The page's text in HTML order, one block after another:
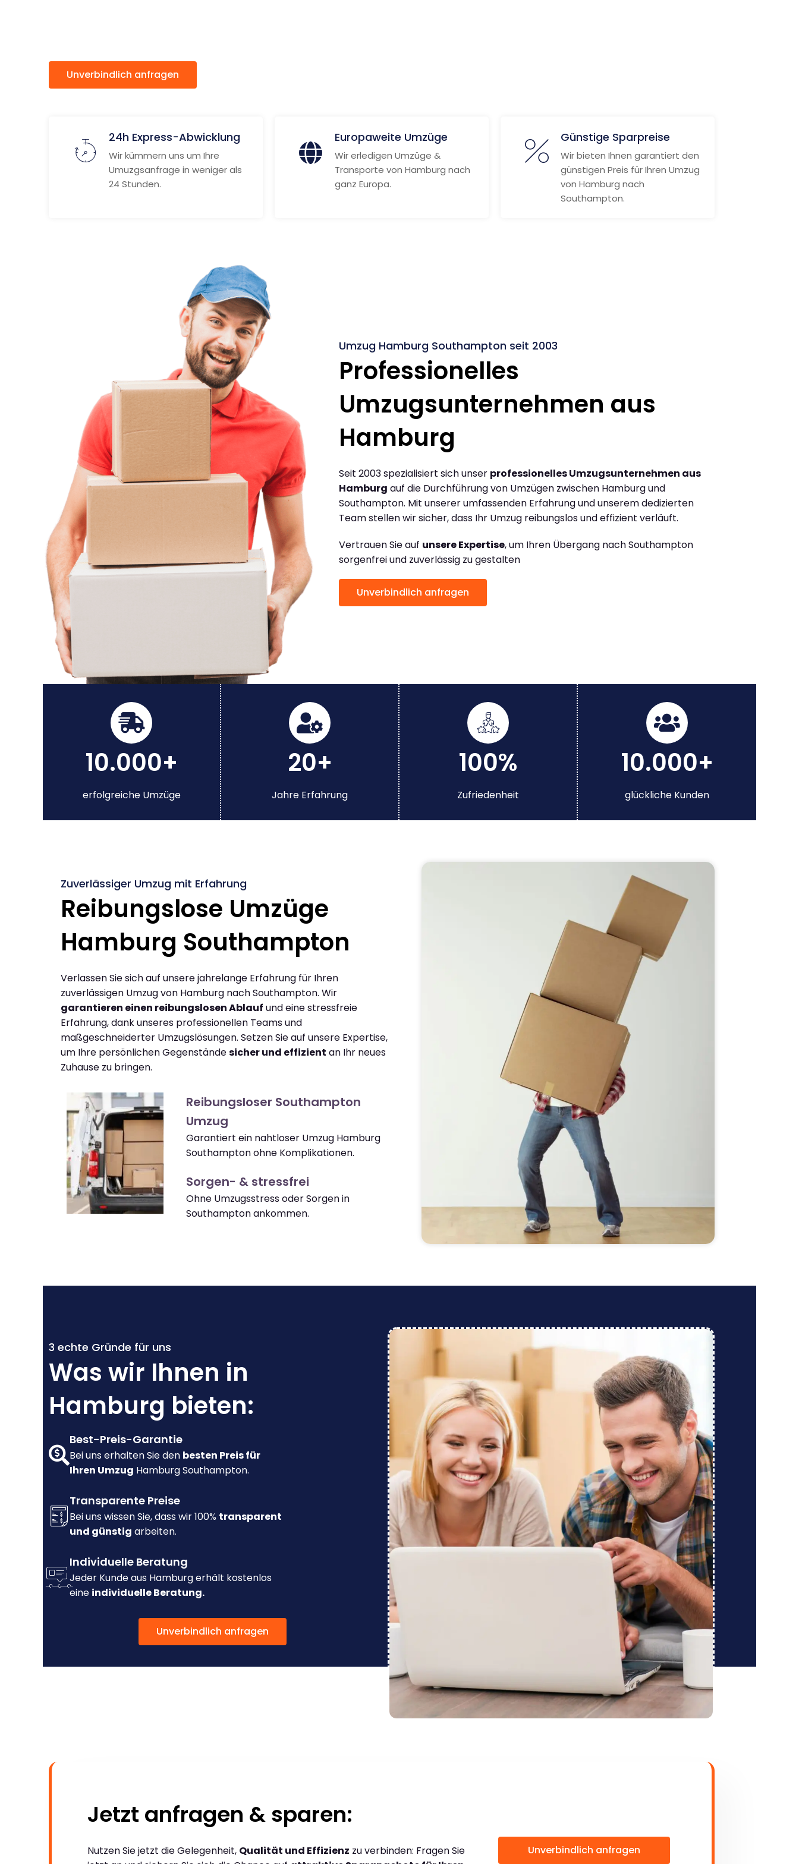
Unverbindlich anfragen
24h Express-Abwicklung
Wir kümmern uns um Ihre
Umuzgsanfrage in weniger als
24 Stunden.
Europaweite Umzüge
Wir erledigen Umzüge &
Transporte von Hamburg nach
ganz Europa.
Günstige Sparpreise
Wir bieten Ihnen garantiert den
günstigen Preis für Ihren Umzug
von Hamburg nach
Southampton.
Umzug Hamburg Southampton seit 2003
Professionelles
Umzugsunternehmen aus
Hamburg
Seit 2003 spezialisiert sich unser professionelles Umzugsunternehmen aus
Hamburg auf die Durchführung von Umzügen zwischen Hamburg und
Southampton. Mit unserer umfassenden Erfahrung und unserem dedizierten
Team stellen wir sicher, dass Ihr Umzug reibungslos und effizient verläuft.
Vertrauen Sie auf unsere Expertise, um Ihren Übergang nach Southampton
sorgenfrei und zuverlässig zu gestalten
Unverbindlich anfragen
10.000+
erfolgreiche Umzüge
20+
Jahre Erfahrung
100%
Zufriedenheit
10.000+
glückliche Kunden
Zuverlässiger Umzug mit Erfahrung
Reibungslose Umzüge
Hamburg Southampton
Verlassen Sie sich auf unsere jahrelange Erfahrung für Ihren
zuverlässigen Umzug von Hamburg nach Southampton. Wir
garantieren einen reibungslosen Ablauf und eine stressfreie
Erfahrung, dank unseres professionellen Teams und
maßgeschneiderter Umzugslösungen. Setzen Sie auf unsere Expertise,
um Ihre persönlichen Gegenständesicher und effizient an Ihr neues
Zuhause zu bringen.
Reibungsloser Southampton
Umzug
Garantiert ein nahtloser Umzug Hamburg
Southampton ohne Komplikationen.
Sorgen- & stressfrei
Ohne Umzugsstress oder Sorgen in
Southampton ankommen.
3 echte Gründe für uns
Was wir Ihnen in
Hamburg bieten:
Best-Preis-Garantie
Bei uns erhalten Sie den besten Preis für
Ihren Umzug Hamburg Southampton.
Transparente Preise
Bei uns wissen Sie, dass wir 100% transparent
und günstig arbeiten.
Individuelle Beratung
Jeder Kunde aus Hamburg erhält kostenlos
eine individuelle Beratung.
Unverbindlich anfragen
Jetzt anfragen & sparen:
Nutzen Sie jetzt die Gelegenheit, Qualität und Effizienz zu verbinden: Fragen Sie
Unverbindlich anfragen